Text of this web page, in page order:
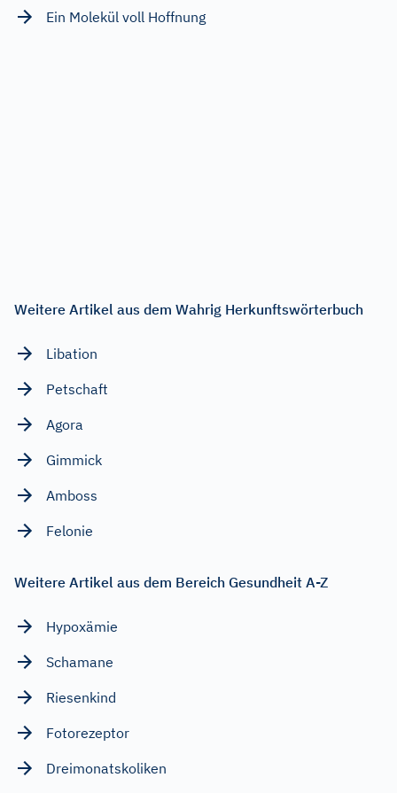
Ein Molekül voll Hoffnung
Weitere Artikel aus dem Wahrig Herkunftswörterbuch
Libation
Petschaft
Agora
Gimmick
Amboss
Felonie
Weitere Artikel aus dem Bereich Gesundheit A-Z
Hypoxämie
Schamane
Riesenkind
Fotorezeptor
Dreimonatskoliken